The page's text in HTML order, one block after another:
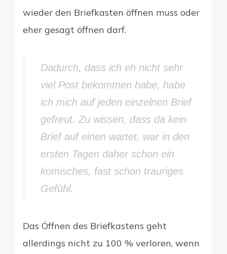
wieder den Briefkasten öffnen muss oder
eher gesagt öffnen darf.
Dadurch, dass ich eh nicht sehr
viel Post bekommen habe, habe
ich mich auf jeden einzelnen Brief
gefreut. Zu wissen, dass da kein
Brief auf einen wartet, war in den
ersten Tagen daher schon ein
komisches, fast schon trauriges
Gefühl.
Das Öffnen des Briefkastens geht
allerdings nicht zu 100 % verloren, wenn